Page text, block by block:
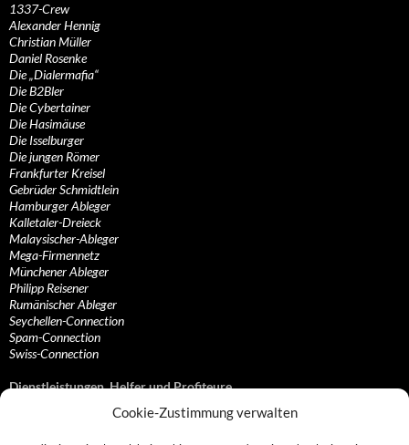
Cookie-Zustimmung verwalten
1337-Crew
Alexander Hennig
Christian Müller
Daniel Rosenke
Die „Dialermafia“
Die B2Bler
Die Cybertainer
Die Hasimäuse
Die Isselburger
Die jungen Römer
Frankfurter Kreisel
Gebrüder Schmidtlein
Hamburger Ableger
Kalletaler-Dreieck
Malaysischer-Ableger
Mega-Firmennetz
Münchener Ableger
Philipp Reisener
Rumänischer Ableger
Seychellen-Connection
Spam-Connection
Swiss-Connection
Dienstleistungen, Helfer und Profiteure
Anonymisierungsdienste, VPN- und Web-Proxy…